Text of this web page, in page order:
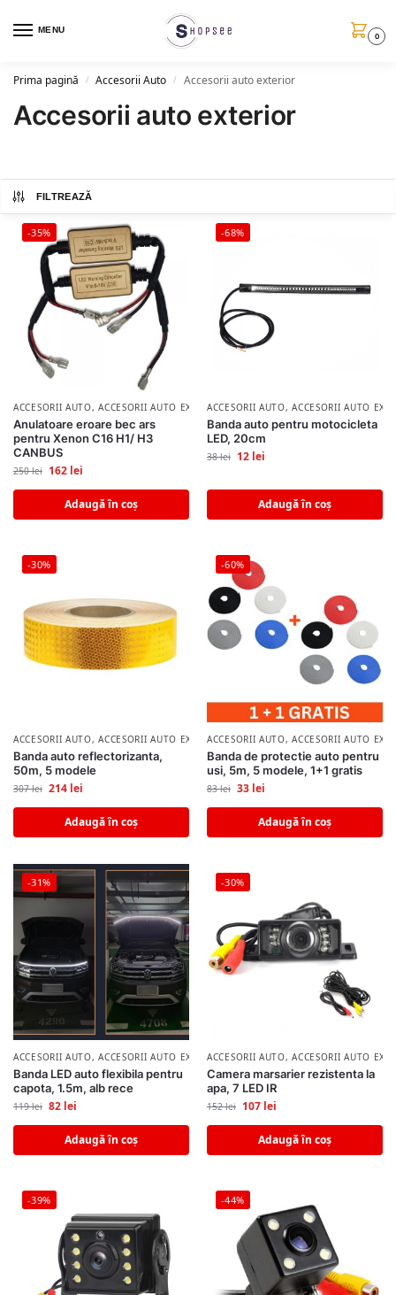
MENU
0
Prima pagină / Accesorii Auto / Accesorii auto exterior
Accesorii auto exterior
FILTREAZĂ
-35%
ACCESORII AUTO,ACCESORII AUTO EXTERIOR
Anulatoare eroare bec ars
pentru Xenon C16 H1/ H3
CANBUS
250lei 162 lei
Adaugă în coș
-68%
ACCESORII AUTO,ACCESORII AUTO
Banda auto pentru motocicleta
LED, 20cm
38lei 12 lei
Adaugă în coș
-30%
ACCESORII AUTO,ACCESORII AUTO EXTERIOR
Banda auto reflectorizanta,
50m, 5 modele
307lei 214 lei
Adaugă în coș
-60%
ACCESORII AUTO,ACCESORII AUTO
Banda de protectie auto pentru
usi, 5m, 5 modele, 1+1 gratis
83lei 33 lei
Adaugă în coș
-31%
ACCESORII AUTO,ACCESORII AUTO EXTERIOR
Banda LED auto flexibila pentru
capota, 1.5m, alb rece
119lei 82 lei
Adaugă în coș
-30%
ACCESORII AUTO,ACCESORII AUTO
Camera marsarier rezistenta la
apa, 7 LED IR
152lei 107 lei
Adaugă în coș
-39% -44%